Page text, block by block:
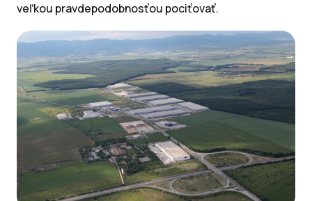
veľkou pravdepodobnosťou pociťovať.